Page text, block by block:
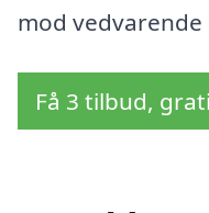
mod vedvarende
Få 3 tilbud,